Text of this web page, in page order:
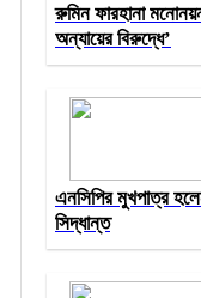
রুমিন ফারহানা
অন্যায়ের বিরুদ্ধে’
এনসিপির মুখপাত্র
সিদ্ধান্ত